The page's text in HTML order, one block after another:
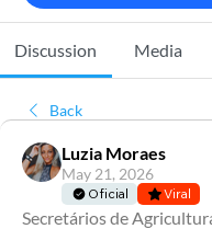
Discussion Media
Back
Luzia Moraes
May 21, 2026
Oficial Viral
Secretários de